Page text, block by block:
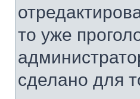
то уже
сделано для